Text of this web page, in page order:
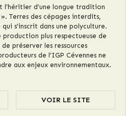
l’héritier d’une longue tradition
Terres des cépages interdits,
s’inscrit dans une polyculture.
plus respectueuse de
préserver les ressources
de l’IGP Cévennes ne
aux enjeux environnementaux.
VOIR LE SITE